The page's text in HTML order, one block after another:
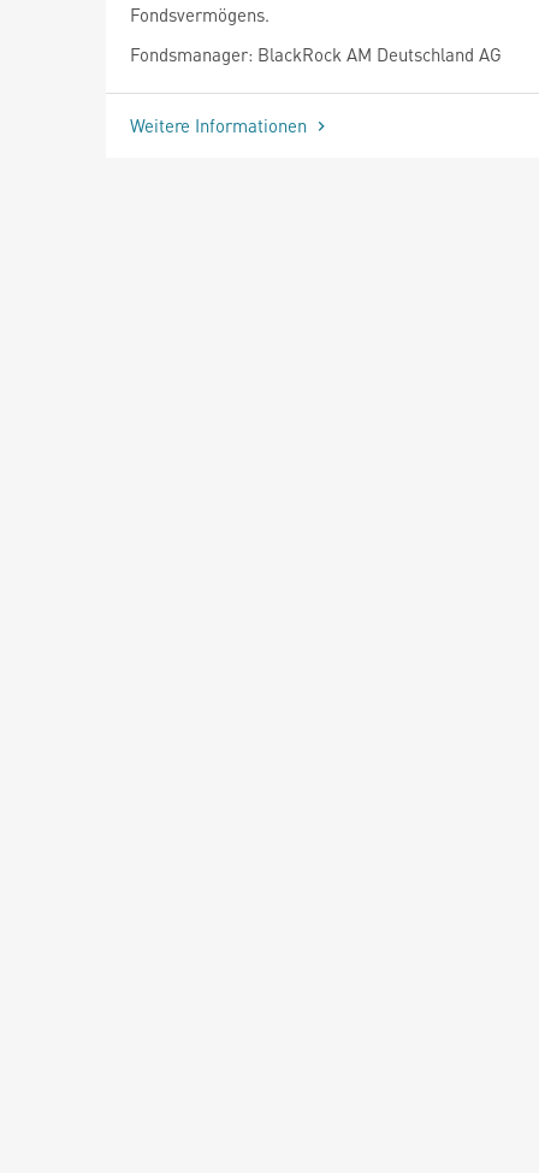
Fondsvermögens.
Fondsmanager: BlackRock AM Deutschland AG
Weitere Informationen